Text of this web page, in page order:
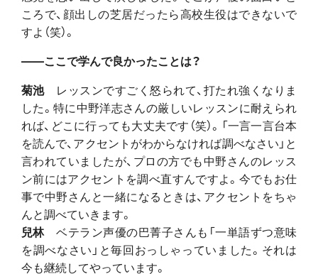
ころで、顔出しの芝居だったら高校生役はできないで
すよ（笑）。
――ここで学んで良かったことは？
菊池 レッスンですごく怒られて、打たれ強くなりま
した。特に中野洋志さんの厳しいレッスンに耐えられ
れば、どこに行っても大丈夫です（笑）。「一言一言台本
を読んで、アクセントがわからなければ調べなさい」と
言われていましたが、プロの方でも中野さんのレッス
ン前にはアクセントを調べ直すんですよ。今でもお仕
事で中野さんと一緒になるときは、アクセントをちゃ
んと調べていきます。
兒林ベテラン声優の巴菁子さんも「一単語ずつ意味
を調べなさい」と毎回おっしゃっていました。それは
今も継続してやっています。